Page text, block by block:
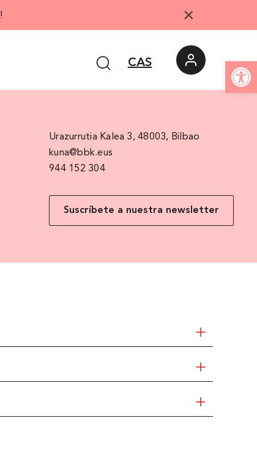
Abrir
! ×
CAS
Urazurrutia Kalea 3, 48003, Bilbao
kuna@bbk.eus
944 152 304
Suscríbete a nuestra newsletter